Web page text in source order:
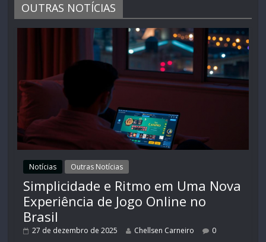
OUTRAS NOTÍCIAS
Notícias Outras Notícias
Simplicidade e Ritmo em Uma Nova
Experiência de Jogo Online no
Brasil
27 de dezembro de 2025 Chellsen Carneiro 0